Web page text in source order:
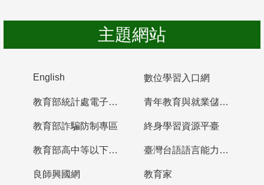
主題網站
English 數位學習入口網
教育部統計處電子書櫃 青年教育與就業儲蓄帳戶
教育部詐騙防制專區 終身學習資源平臺
教育部高中等以下學校及幼兒園教師資格檢定考試 臺灣台語語言能力認證網站
良師興國網
教育家